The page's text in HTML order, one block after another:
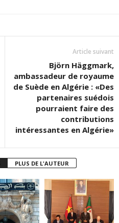
Article suivant
Björn Häggmark,
ambassadeur de royaume
de Suède en Algérie : «Des
partenaires suédois
pourraient faire des
contributions
intéressantes en Algérie»
PLUS DE L'AUTEUR